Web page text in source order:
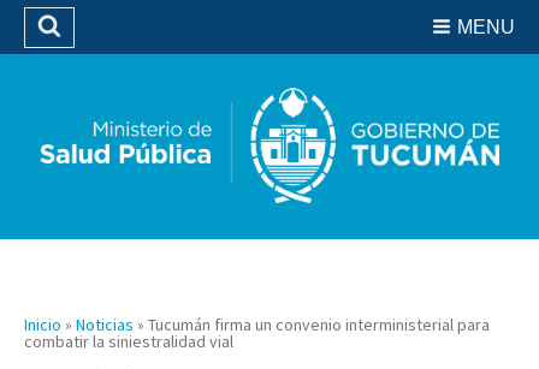
Biblioteca
MENU
Buscar
Inicio » Noticias » Tucumán firma un convenio interministerial para
combatir la siniestralidad vial